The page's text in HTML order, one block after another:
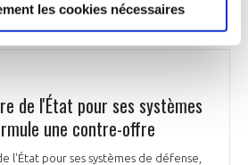
les cookies nécessaires
de l'État pour ses systèmes
une contre-offre
l'État pour ses systèmes de défense,